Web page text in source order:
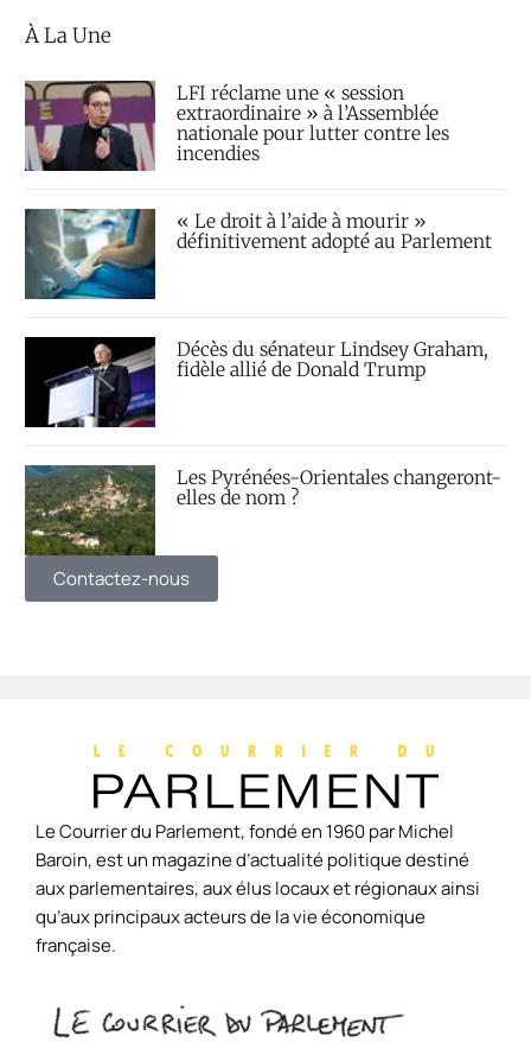
À La Une
LFI réclame une « session
extraordinaire » à l’Assemblée
nationale pour lutter contre les
incendies
« Le droit à l’aide à mourir »
définitivement adopté au Parlement
Décès du sénateur Lindsey Graham,
fidèle allié de Donald Trump
Les Pyrénées-Orientales changeront-
elles de nom ?
Contactez-nous
Le Courrier du Parlement, fondé en 1960 par Michel
Baroin, est un magazine d’actualité politique destiné
aux parlementaires, aux élus locaux et régionaux ainsi
qu’aux principaux acteurs de la vie économique
française.